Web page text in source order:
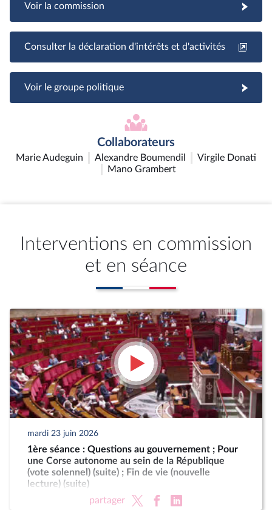
Voir la commission
Consulter la déclaration d'intérêts et d'activités
Voir le groupe politique
Collaborateurs
Marie Audeguin Alexandre Boumendil
Virgile Donati
Mano Grambert
Interventions en commission
et en séance
mardi 23 juin 2026
1ère séance : Questions au gouvernement ; Pour
une Corse autonome au sein de la République
(vote solennel) (suite) ; Fin de vie (nouvelle
lecture) (suite)
partager